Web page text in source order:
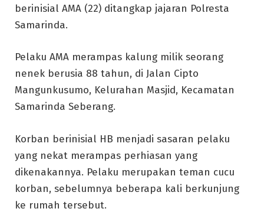
berinisial AMA (22) ditangkap jajaran Polresta
Samarinda.
Pelaku AMA merampas kalung milik seorang
nenek berusia 88 tahun, di Jalan Cipto
Mangunkusumo, Kelurahan Masjid, Kecamatan
Samarinda Seberang.
Korban berinisial HB menjadi sasaran pelaku
yang nekat merampas perhiasan yang
dikenakannya. Pelaku merupakan teman cucu
korban, sebelumnya beberapa kali berkunjung
ke rumah tersebut.